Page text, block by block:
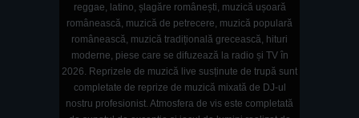
reggae, latino, șlagăre românești, muzică ușoară
românească, muzică de petrecere, muzică populară
românească, muzică tradițională grecească, hituri
moderne, piese care se difuzează la radio și TV în
2026. Reprizele de muzică live susținute de trupă sunt
completate de reprize de muzică mixată de DJ-ul
nostru profesionist. Atmosfera de vis este completată